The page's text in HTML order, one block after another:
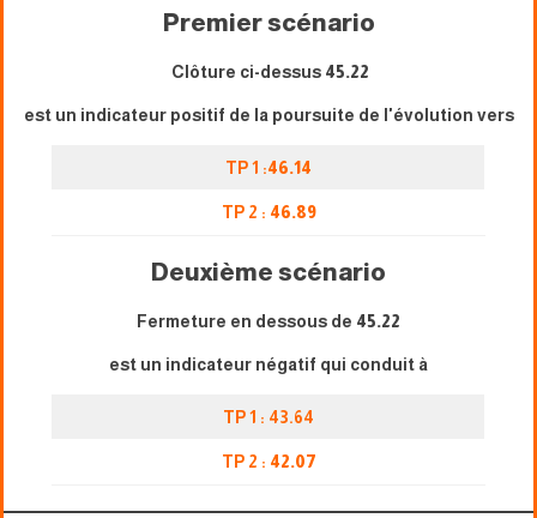
Premier scénario
Clôture ci-dessus 45.22
est un indicateur positif de la poursuite de l'évolution vers
TP 1 :46.14
TP 2 : 46.89
Deuxième scénario
Fermeture en dessous de 45.22
est un indicateur négatif qui conduit à
TP 1 : 43.64
TP 2 : 42.07